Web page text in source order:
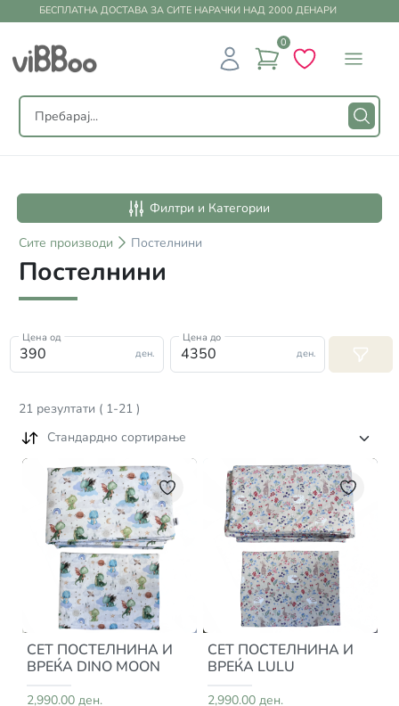
БЕСПЛАТНА ДОСТАВА ЗА СИТЕ НАРАЧКИ НАД 2000 ДЕНАРИ
0
Филтри и Категории
Сите производи Постелнини
Постелнини
ден.
Цена од
ден.
Цена до
21 резултати ( 1-21 )
Стандардно сортирање
СЕТ ПОСТЕЛНИНА И
ВРЕЌА DINO MOON
2,990.00 ден.
СЕТ ПОСТЕЛНИНА И
ВРЕЌА LULU
2,990.00 ден.